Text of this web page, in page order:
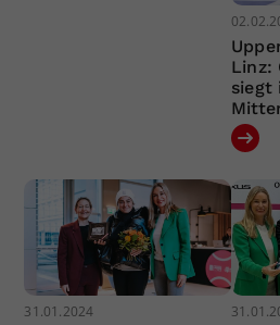
Linz:
siegt
31.01.2024